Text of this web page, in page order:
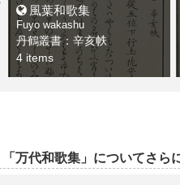
風葉和歌集
Fuyo wakashu
丹鶴叢書：辛亥帙
4 items
「万代和歌集」についてさら